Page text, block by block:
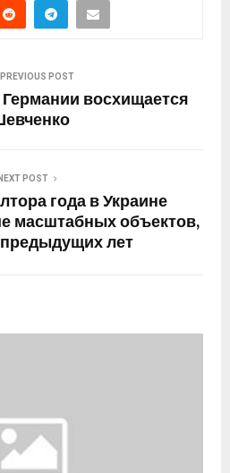
PREVIOUS POST
восхищается
NEXT POST
года в Украине
масштабных объектов,
лет